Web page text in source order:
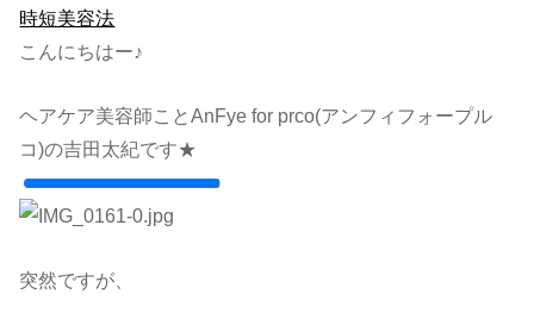
時短美容法
こんにちはー♪
ヘアケア美容師ことAnFye for prco(アンフィフォープル
コ)の吉田太紀です★
突然ですが、